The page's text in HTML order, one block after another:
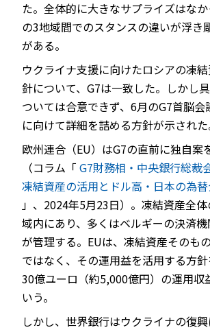
た。全体的に大きなサプライズはな
の3地域間でのスタンスの違いが浮き
がある。
ウクライナ支援に向けたロシアの凍
針について、G7は一致した。しかし
ついては合意できず、6月のG7首脳会
に向けて詳細を詰める方針が示された
欧州連合（EU）はG7の直前に独自案
（コラム「 G7財務相・中央銀行総裁
凍結資産の活用とドル高・日本の為
」、2024年5月23日）。凍結資産全
域内にあり、多くはベルギーの決済
が管理する。EUは、凍結資産そのも
ではなく、その運用益を活用する方
30億ユーロ（約5,000億円）の運用収
いう。
しかし、世界銀行はウクライナの復